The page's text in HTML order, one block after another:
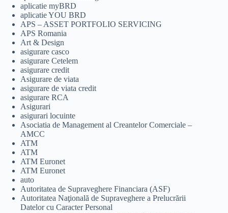
aplicatie myBRD
aplicatie YOU BRD
APS – ASSET PORTFOLIO SERVICING
APS Romania
Art & Design
asigurare casco
asigurare Cetelem
asigurare credit
Asigurare de viata
asigurare de viata credit
asigurare RCA
Asigurari
asigurari locuinte
Asociatia de Management al Creantelor Comerciale –
AMCC
ATM
ATM
ATM Euronet
ATM Euronet
auto
Autoritatea de Supraveghere Financiara (ASF)
Autoritatea Naţională de Supraveghere a Prelucrării
Datelor cu Caracter Personal